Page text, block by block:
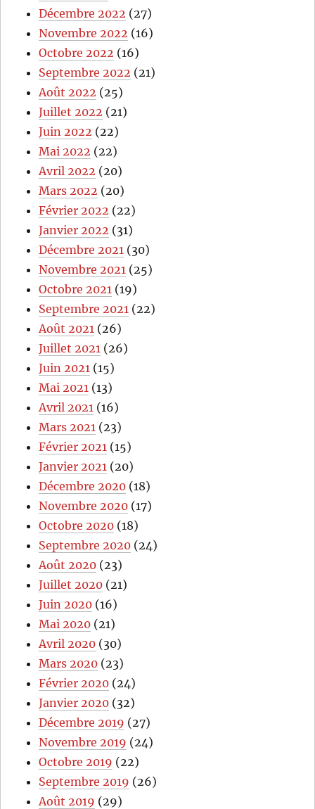
Décembre 2022 (27)
Novembre 2022 (16)
Octobre 2022 (16)
Septembre 2022 (21)
Août 2022 (25)
Juillet 2022 (21)
Juin 2022 (22)
Mai 2022 (22)
Avril 2022 (20)
Mars 2022 (20)
Février 2022 (22)
Janvier 2022 (31)
Décembre 2021 (30)
Novembre 2021 (25)
Octobre 2021 (19)
Septembre 2021 (22)
Août 2021 (26)
Juillet 2021 (26)
Juin 2021 (15)
Mai 2021 (13)
Avril 2021 (16)
Mars 2021 (23)
Février 2021 (15)
Janvier 2021 (20)
Décembre 2020 (18)
Novembre 2020 (17)
Octobre 2020 (18)
Septembre 2020 (24)
Août 2020 (23)
Juillet 2020 (21)
Juin 2020 (16)
Mai 2020 (21)
Avril 2020 (30)
Mars 2020 (23)
Février 2020 (24)
Janvier 2020 (32)
Décembre 2019 (27)
Novembre 2019 (24)
Octobre 2019 (22)
Septembre 2019 (26)
Août 2019 (29)